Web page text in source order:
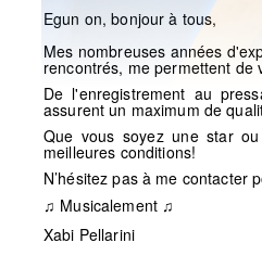
Egun on, bonjour à tous,
Mes nombreuses années
rencontrés, me permettent de
De l'enregistrement au
assurent un maximum de
Que vous soyez une star
meilleures conditions!
N’hésitez pas à me contacter
♫ Musicalement ♫
Xabi Pellarini